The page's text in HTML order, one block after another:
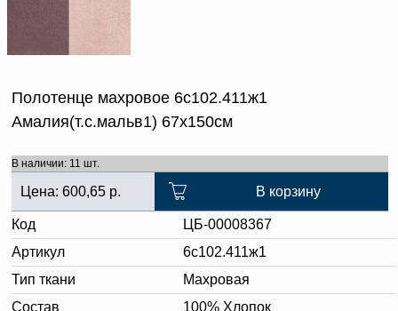
Полотенце махровое 6с102.411ж1
Амалия(т.с.мальв1) 67х150см
В наличии: 11 шт.
Цена: 600,65 р. В корзину
Код
ЦБ-00008367
Артикул
6с102.411ж1
Тип ткани
Махровая
Состав
100% Хлопок